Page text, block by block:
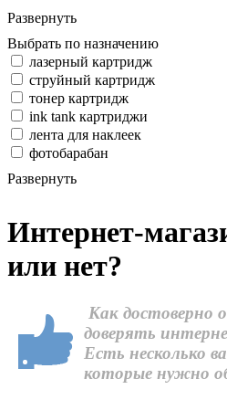
Развернуть
Выбрать по назначению
лазерный картридж
струйный картридж
тонер картридж
ink tank картриджи
лента для наклеек
фотобарабан
Развернуть
Интернет-
или нет?
Как достоверно
доверять
Есть несколько
которые нужно